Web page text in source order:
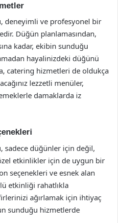
deneyimli ve profesyonel bir
Düğün planlamasından,
kadar, ekibin sunduğu
hayalinizdeki düğünü
catering hizmetleri de oldukça
lezzetli menüler,
damaklarda iz
sadece düğünler için değil,
etkinlikler için de uygun bir
seçenekleri ve esnek alan
etkinliği rahatlıkla
ağırlamak için ihtiyaç
sunduğu hizmetlerde